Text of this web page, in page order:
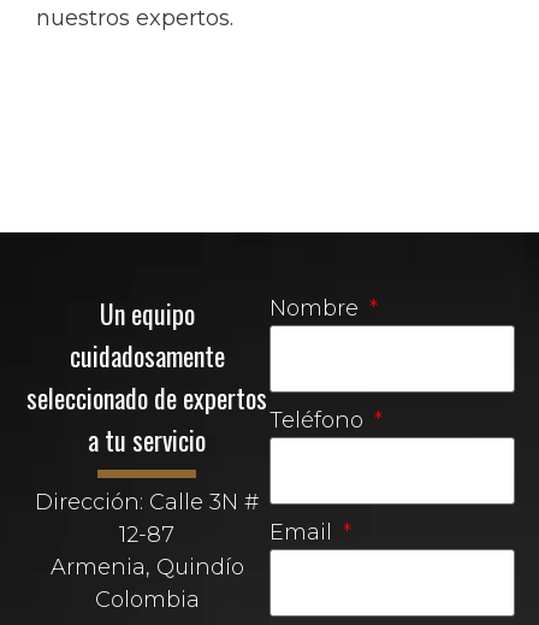
nuestros expertos.
Un equipo
cuidadosamente
seleccionado de expertos
a tu servicio
Dirección: Calle 3N #
12-87
Armenia, Quindío
Colombia
Nombre
Teléfono
Email